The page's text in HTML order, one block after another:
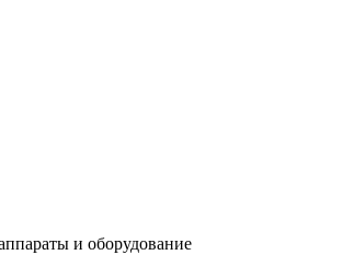
и оборудование